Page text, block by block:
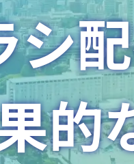
シ
的